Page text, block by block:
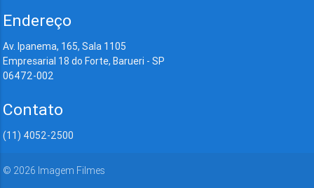
Endereço
Av. Ipanema, 165, Sala 1105
Empresarial 18 do Forte, Barueri - SP
06472-002
Contato
(11) 4052-2500
© 2026 Imagem Filmes